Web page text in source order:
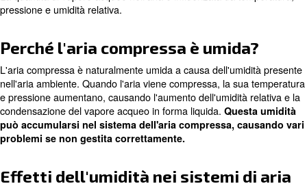
Cos'è l'umidità dell'aria
L'umidità dell'aria compressa si riferisce alla
acqueo all'interno del sistemadell'aria compressa.
atmosferica viene aspirata in un compressore, contiene
forma di molecole di vapore acqueo.
La quantità di vapore acqueo nell'aria è influenzata da